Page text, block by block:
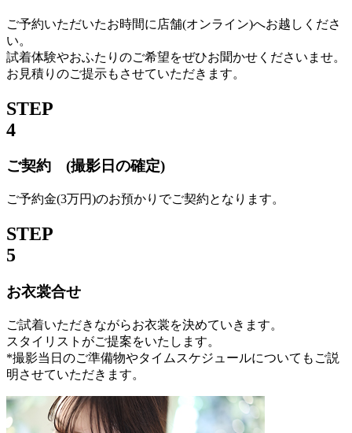
ご予約いただいたお時間に店舗(オンライン)へお越しくださ
い。
試着体験やおふたりのご希望をぜひお聞かせくださいませ。
お見積りのご提示もさせていただきます。
STEP
4
ご契約 (撮影日の確定)
ご予約金(3万円)のお預かりでご契約となります。
STEP
5
お衣裳合せ
ご試着いただきながらお衣裳を決めていきます。
スタイリストがご提案をいたします。
*撮影当日のご準備物やタイムスケジュールについてもご説
明させていただきます。